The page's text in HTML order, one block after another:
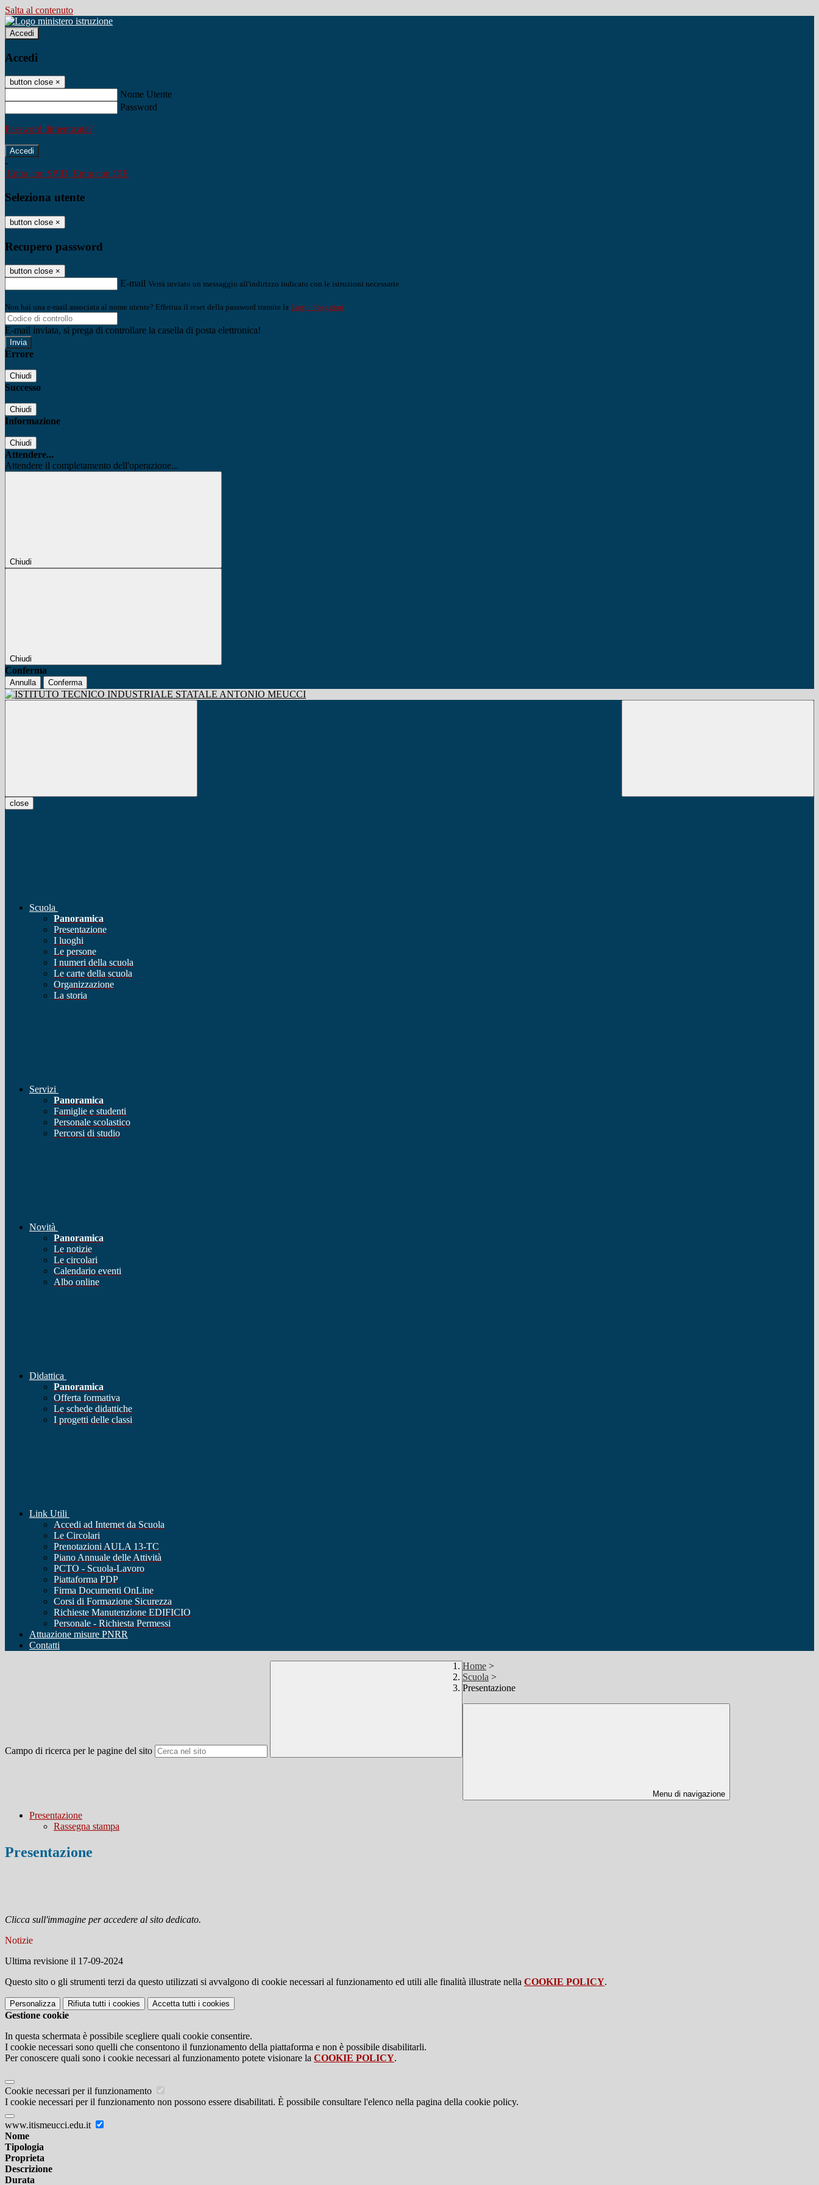
Salta al contenuto
Accedi
Accedi
button close ×
Nome Utente
Password
Password dimenticata?
-
Entra con SPID Entra con CIE
Seleziona utente
button close ×
Recupero password
button close ×
E-mail Verrà inviato un messaggio all'indirizzo indicato con le istruzioni necessarie.
Non hai una e-mail associata al nome utente? Effettua il reset della password tramite la Login Spaggiari
E-mail inviata, si prega di controllare la casella di posta elettronica!
Errore
Chiudi
Successo
Chiudi
Informazione
Chiudi
Attendere...
Attendere il completamento dell'operazione...
Chiudi
Chiudi
Conferma
Annulla Conferma
close
Scuola
Panoramica
Presentazione
I luoghi
Le persone
I numeri della scuola
Le carte della scuola
Organizzazione
La storia
Servizi
Panoramica
Famiglie e studenti
Personale scolastico
Percorsi di studio
Novità
Panoramica
Le notizie
Le circolari
Calendario eventi
Albo online
Didattica
Panoramica
Offerta formativa
Le schede didattiche
I progetti delle classi
Link Utili
Accedi ad Internet da Scuola
Le Circolari
Prenotazioni AULA 13-TC
Piano Annuale delle Attività
PCTO - Scuola-Lavoro
Piattaforma PDP
Firma Documenti OnLine
Corsi di Formazione Sicurezza
Richieste Manutenzione EDIFICIO
Personale - Richiesta Permessi
Attuazione misure PNRR
Contatti
Campo di ricerca per le pagine del sito
Home >
Scuola >
Presentazione
Menu di navigazione
Presentazione
Rassegna stampa
Presentazione
Clicca sull'immagine per accedere al sito dedicato.
Notizie
Ultima revisione il 17-09-2024
Questo sito o gli strumenti terzi da questo utilizzati si avvalgono di cookie necessari al funzionamento ed utili alle finalità illustrate nella COOKIE POLICY.
Personalizza Rifiuta tutti i cookies Accetta tutti i cookies
Gestione cookie
In questa schermata è possibile scegliere quali cookie consentire.
I cookie necessari sono quelli che consentono il funzionamento della piattaforma e non è possibile disabilitarli.
Per conoscere quali sono i cookie necessari al funzionamento potete visionare la COOKIE POLICY.
Cookie necessari per il funzionamento
I cookie necessari per il funzionamento non possono essere disabilitati. È possibile consultare l'elenco nella pagina della cookie policy.
www.itismeucci.edu.it
Nome
Tipologia
Proprieta
Descrizione
Durata